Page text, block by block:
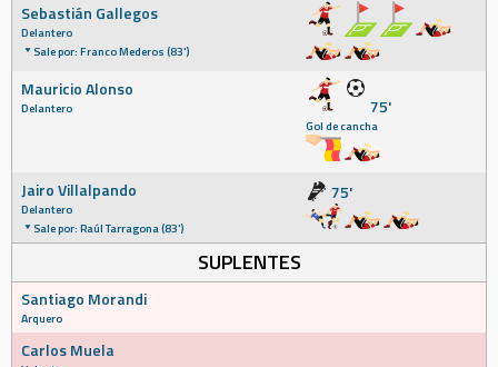
Sebastián Gallegos
Delantero
Sale por: Franco Mederos (83')
Mauricio Alonso
Delantero 75'
Gol de cancha
Jairo Villalpando
Delantero
Sale por: Raúl Tarragona (83')
75'
SUPLENTES
Santiago Morandi
Arquero
Carlos Muela